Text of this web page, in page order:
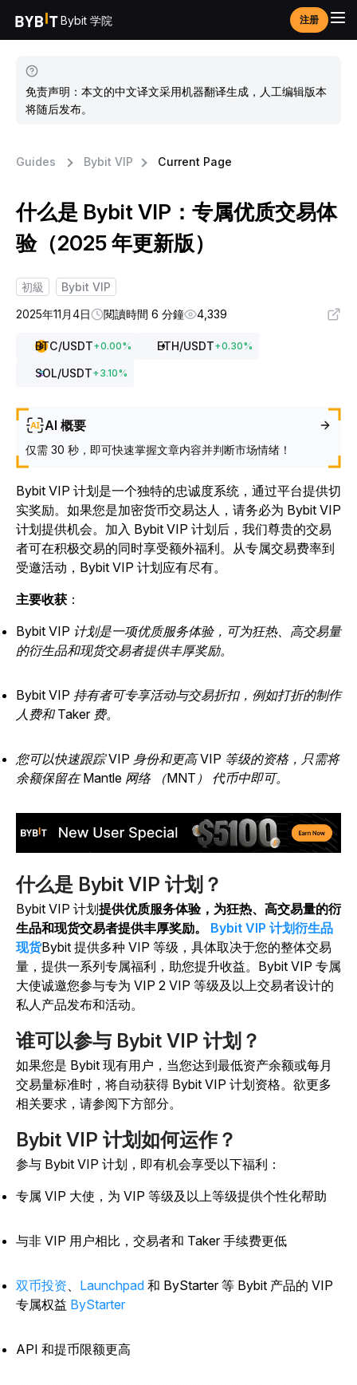
Bybit 学院 注册
免责声明：本文的中文译文采用机器翻译生成，人工编辑版本
将随后发布。
Guides Bybit VIP Current Page
什么是 Bybit VIP：专属优质交易体
验（2025 年更新版）
初級
Bybit VIP
2025年11月4日
閱讀時間 6 分鐘 4,339
BTC/USDT+0.00% ETH/USDT+0.30%
SOL/USDT+3.10%
AI 概要
仅需 30 秒，即可快速掌握文章内容并判断市场情绪！
Bybit VIP 计划是一个独特的忠诚度系统，通过平台提供切
实奖励。如果您是加密货币交易达人，请务必为 Bybit VIP
计划提供机会。加入 Bybit VIP 计划后，我们尊贵的交易
者可在积极交易的同时享受额外福利。从专属交易费率到
受邀活动，Bybit VIP 计划应有尽有。
主要收获 ：
Bybit VIP 计划是一项优质服务体验，可为狂热、高交易量
的衍生品和现货交易者提供丰厚奖励。
Bybit VIP 持有者可专享活动与交易折扣，例如打折的制作
人费和 Taker 费。
您可以快速跟踪 VIP 身份和更高 VIP 等级的资格，只需将
余额保留在 Mantle 网络 （MNT） 代币中即可。
什么是 Bybit VIP 计划？
Bybit VIP 计划提供优质服务体验，为狂热、高交易量的衍
生品和现货交易者提供丰厚奖励。 Bybit VIP 计划衍生品
现货Bybit 提供多种 VIP 等级，具体取决于您的整体交易
量，提供一系列专属福利，助您提升收益。Bybit VIP 专属
大使诚邀您参与专为 VIP 2 VIP 等级及以上交易者设计的
私人产品发布和活动。
谁可以参与 Bybit VIP 计划？
如果您是 Bybit 现有用户，当您达到最低资产余额或每月
交易量标准时，将自动获得 Bybit VIP 计划资格。欲更多
相关要求，请参阅下方部分。
Bybit VIP 计划如何运作？
参与 Bybit VIP 计划，即有机会享受以下福利：
专属 VIP 大使，为 VIP 等级及以上等级提供个性化帮助
与非 VIP 用户相比，交易者和 Taker 手续费更低
双币投资、 Launchpad 和 ByStarter 等 Bybit 产品的 VIP
专属权益 ByStarter
API 和提币限额更高